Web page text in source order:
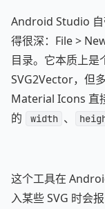
Android Studio
得很深：File >
目录。它本质上是
SVG2Vector，但
Material Icons 直
的
width 、
这个工具在
入某些 SVG 时会